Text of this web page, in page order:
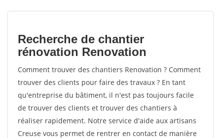
votes
Recherche de chantier
rénovation Renovation
Comment trouver des chantiers Renovation ? Comment
trouver des clients pour faire des travaux ? En tant
qu'entreprise du bâtiment, il n'est pas toujours facile
de trouver des clients et trouver des chantiers à
réaliser rapidement. Notre service d'aide aux artisans
Creuse vous permet de rentrer en contact de manière